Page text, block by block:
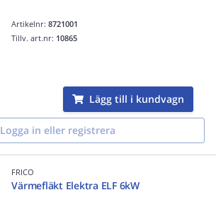
Artikelnr:8721001
Tillv. art.nr: 10865
Lägg till i kundvagn
Logga in eller registrera
FRICO
Värmefläkt Elektra ELF 6kW